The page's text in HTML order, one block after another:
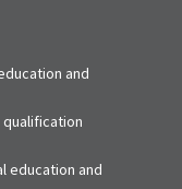
and
education and